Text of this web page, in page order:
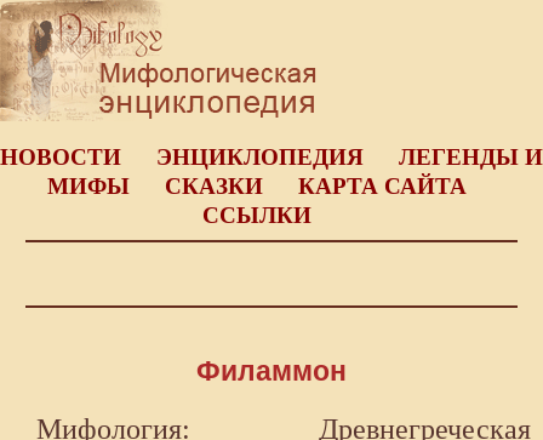
НОВОСТИ ЭНЦИКЛОПЕДИЯ
ЛЕГЕНДЫ И
МИФЫ
СКАЗКИ
КАРТА САЙТА
ССЫЛКИ
Филаммон
Мифология: Древнегреческая